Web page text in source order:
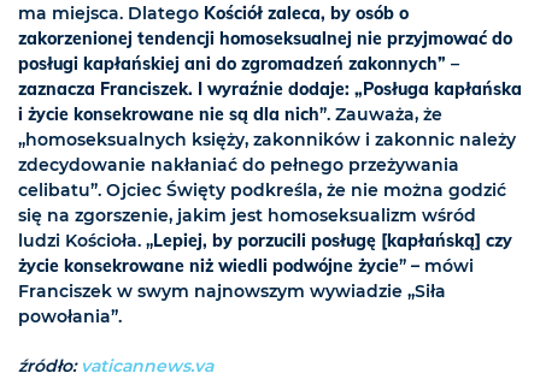
ma miejsca. Dlatego Kościół zaleca, by osób o
zakorzenionej tendencji homoseksualnej nie przyjmować do
posługi kapłańskiej ani do zgromadzeń zakonnych” –
zaznacza Franciszek. I wyraźnie dodaje: „Posługa kapłańska
i życie konsekrowane nie są dla nich”. Zauważa, że
„homoseksualnych księży, zakonników i zakonnic należy
zdecydowanie nakłaniać do pełnego przeżywania
celibatu”. Ojciec Święty podkreśla, że nie można godzić
się na zgorszenie, jakim jest homoseksualizm wśród
ludzi Kościoła. „Lepiej, by porzucili posługę [kapłańską] czy
życie konsekrowane niż wiedli podwójne życie” – mówi
Franciszek w swym najnowszym wywiadzie „Siła
powołania”.
źródło: vaticannews.va